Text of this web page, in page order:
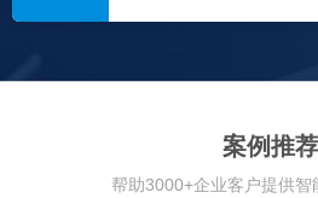
案例推荐
帮助3000+企业客户提供智